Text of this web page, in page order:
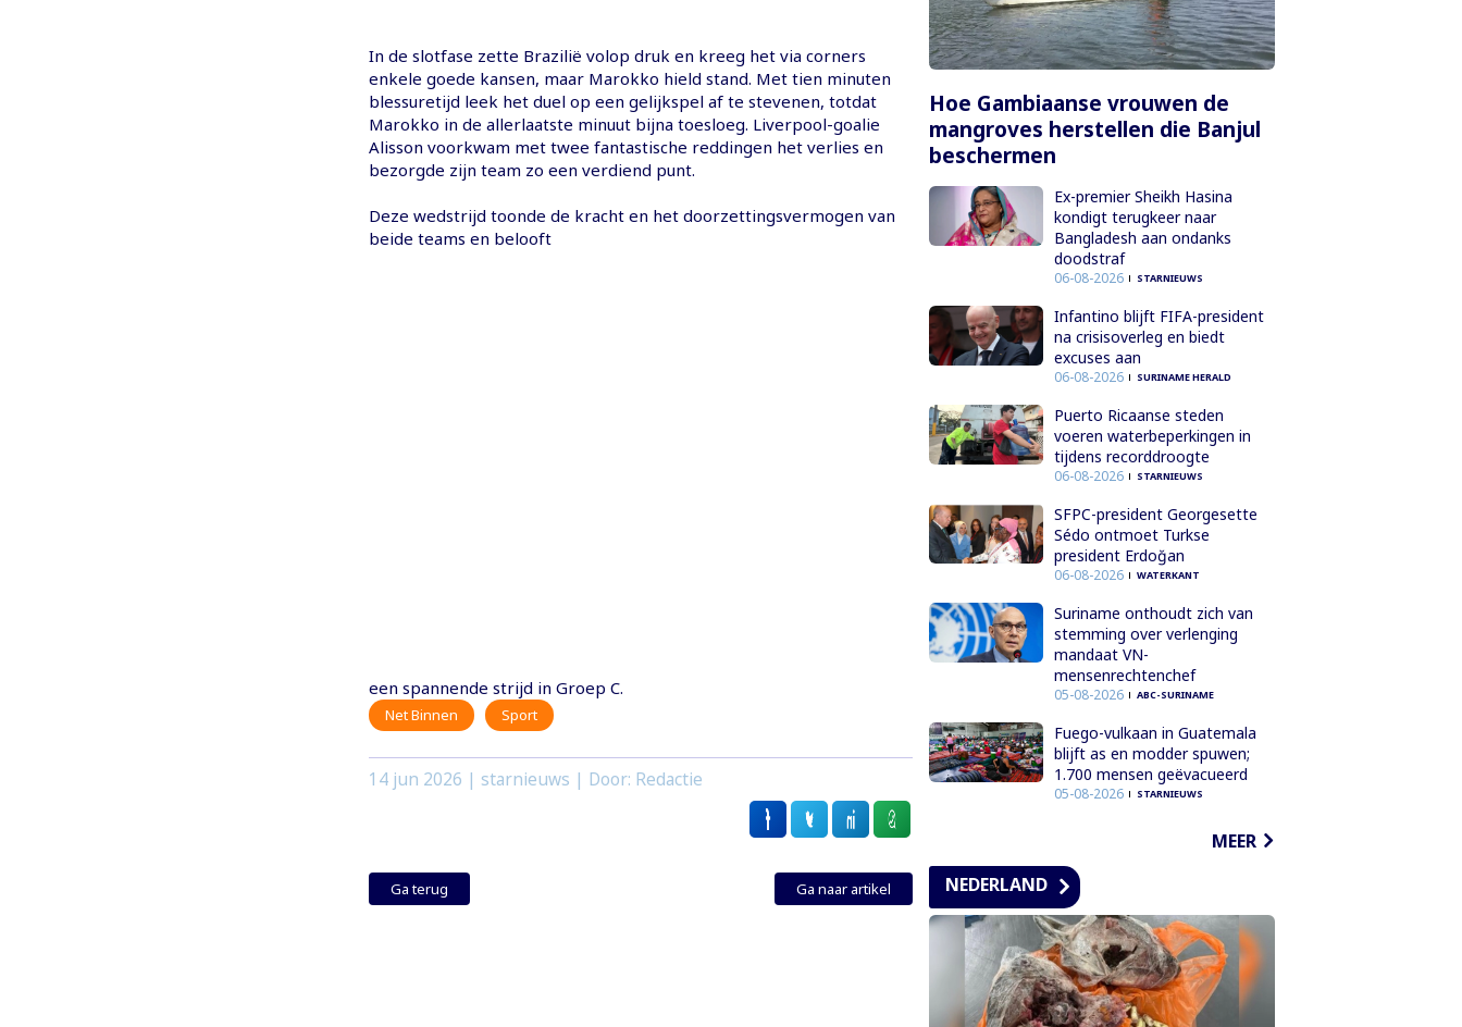
In de slotfase zette Brazilië volop druk en kreeg het via corners
enkele goede kansen, maar Marokko hield stand. Met tien minuten
blessuretijd leek het duel op een gelijkspel af te stevenen, totdat
Marokko in de allerlaatste minuut bijna toesloeg. Liverpool-goalie
Alisson voorkwam met twee fantastische reddingen het verlies en
bezorgde zijn team zo een verdiend punt.
Deze wedstrijd toonde de kracht en het doorzettingsvermogen van
beide teams en belooft
een spannende strijd in Groep C.
Net Binnen Sport
14 jun 2026 | starnieuws | Door: Redactie
Ga terug Ga naar artikel
Hoe Gambiaanse vrouwen de
mangroves herstellen die Banjul
beschermen
Ex-premier Sheikh Hasina
kondigt terugkeer naar
Bangladesh aan ondanks
doodstraf
06-08-2026 STARNIEUWS
Infantino blijft FIFA-president
na crisisoverleg en biedt
excuses aan
06-08-2026 SURINAME HERALD
Puerto Ricaanse steden
voeren waterbeperkingen in
tijdens recorddroogte
06-08-2026 STARNIEUWS
SFPC-president Georgesette
Sédo ontmoet Turkse
president Erdoğan
06-08-2026 WATERKANT
Suriname onthoudt zich van
stemming over verlenging
mandaat VN-
mensenrechtenchef
05-08-2026 ABC-SURINAME
Fuego-vulkaan in Guatemala
blijft as en modder spuwen;
1.700 mensen geëvacueerd
05-08-2026 STARNIEUWS
MEER
NEDERLAND